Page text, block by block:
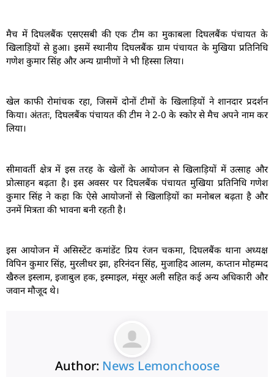
मैच में दिघलबैंक एसएसबी की एक टीम का मुकाबला दिघलबैंक पंचायत के
खिलाड़ियों से हुआ। इसमें स्थानीय दिघलबैंक ग्राम पंचायत के मुखिया प्रतिनिधि
गणेश कुमार सिंह और अन्य ग्रामीणों ने भी हिस्सा लिया।
खेल काफी रोमांचक रहा, जिसमें दोनों टीमों के खिलाड़ियों ने शानदार प्रदर्शन
किया। अंततः, दिघलबैंक पंचायत की टीम ने 2-0 के स्कोर से मैच अपने नाम कर
लिया।
सीमावर्ती क्षेत्र में इस तरह के खेलों के आयोजन से खिलाड़ियों में उत्साह और
प्रोत्साहन बढ़ता है। इस अवसर पर दिघलबैंक पंचायत मुखिया प्रतिनिधि गणेश
कुमार सिंह ने कहा कि ऐसे आयोजनों से खिलाड़ियों का मनोबल बढ़ता है और
उनमें मित्रता की भावना बनी रहती है।
इस आयोजन में असिस्टेंट कमांडेंट प्रिय रंजन चकमा, दिघलबैंक थाना अध्यक्ष
विपिन कुमार सिंह, मुरलीधर झा, हरिनंदन सिंह, मुजाहिद आलम, कप्तान मोहम्मद
खैरुल इस्लाम, इजाबुल हक, इस्माइल, मंसूर अली सहित कई अन्य अधिकारी और
जवान मौजूद थे।
Author: News Lemonchoose